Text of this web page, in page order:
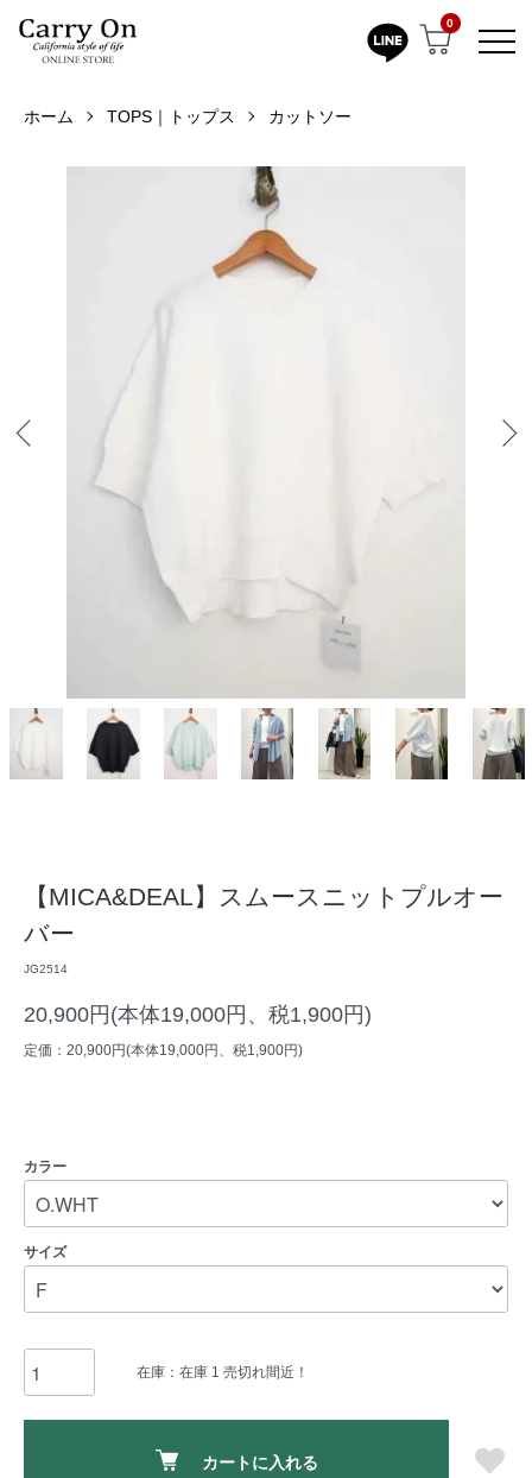
0
ホーム TOPS｜トップス カットソー
【MICA&DEAL】スムースニットプルオー
バー
JG2514
20,900円(本体19,000円、税1,900円)
定価：20,900円(本体19,000円、税1,900円)
カラー
サイズ
在庫：在庫 1 売切れ間近！
カートに入れる